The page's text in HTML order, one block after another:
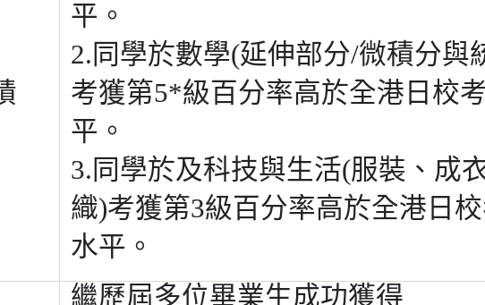
平。
2.同學於數學(延伸部分/微積分與
考獲第5*級 百分率高於全港日校
平。
3.同學於及科技與生活(服裝、成
織)考獲第3級 百分率高於全港日
水平。
繼歷屆多位畢業生成功獲得